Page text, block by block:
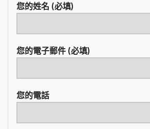
您的姓名 (必填)
您的電子郵件 (必填)
您的電話